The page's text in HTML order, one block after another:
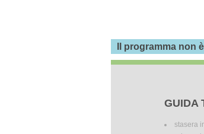
Il programma non
GUIDA
stasera